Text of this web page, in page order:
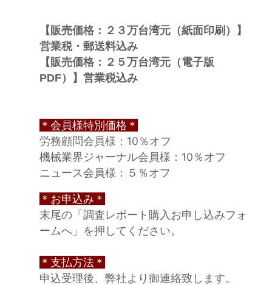
【販売価格：２３万台湾元（紙面印刷）】
営業税・郵送料込み
【販売価格：２５万台湾元（電子版
PDF）】営業税込み
＊会員様特別価格＊
労務顧問会員様：10％オフ
機械業界ジャーナル会員様：10％オフ
ニュース会員様：５％オフ
＊お申込み＊
末尾の「調査レポート購入お申し込みフォ
ームへ」を押してください。
＊支払方法＊
申込受理後、弊社より御連絡致します。